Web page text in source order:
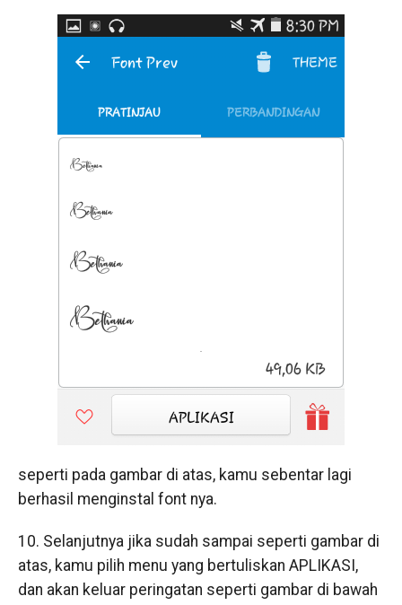
seperti pada gambar di atas, kamu sebentar lagi
berhasil menginstal font nya.
10. Selanjutnya jika sudah sampai seperti gambar di
atas, kamu pilih menu yang bertuliskan APLIKASI,
dan akan keluar peringatan seperti gambar di bawah